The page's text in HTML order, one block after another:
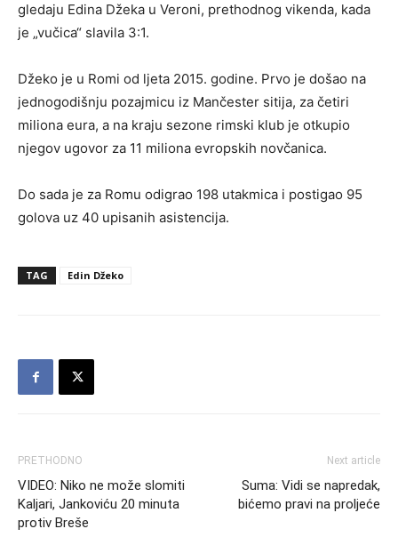
gledaju Edina Džeka u Veroni, prethodnog vikenda, kada
je „vučica“ slavila 3:1.
Džeko je u Romi od ljeta 2015. godine. Prvo je došao na
jednogodišnju pozajmicu iz Mančester sitija, za četiri
miliona eura, a na kraju sezone rimski klub je otkupio
njegov ugovor za 11 miliona evropskih novčanica.
Do sada je za Romu odigrao 198 utakmica i postigao 95
golova uz 40 upisanih asistencija.
TAG Edin Džeko
PRETHODNO
VIDEO: Niko ne može slomiti
Kaljari, Jankoviću 20 minuta
protiv Breše
Next article
Suma: Vidi se napredak,
bićemo pravi na proljeće